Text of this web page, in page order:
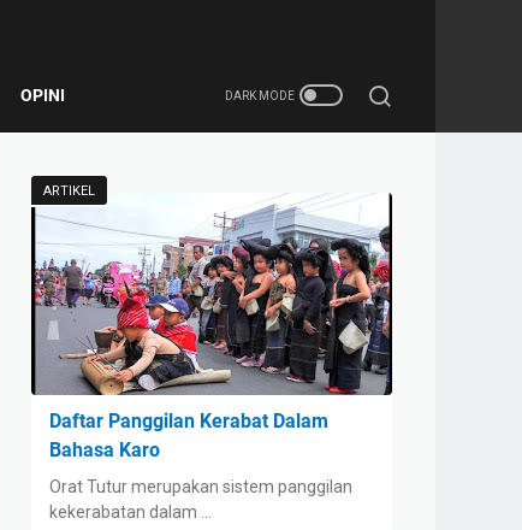
OPINI
ARTIKEL
Daftar Panggilan Kerabat Dalam
Bahasa Karo
Orat Tutur merupakan sistem panggilan
kekerabatan dalam …